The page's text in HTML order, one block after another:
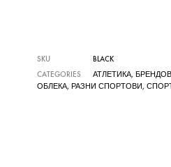
SKU
BLACK
CATEGORIES
АТЛЕТИКА,
ОБЛЕКА, РАЗНИ СПОРТОВИ,